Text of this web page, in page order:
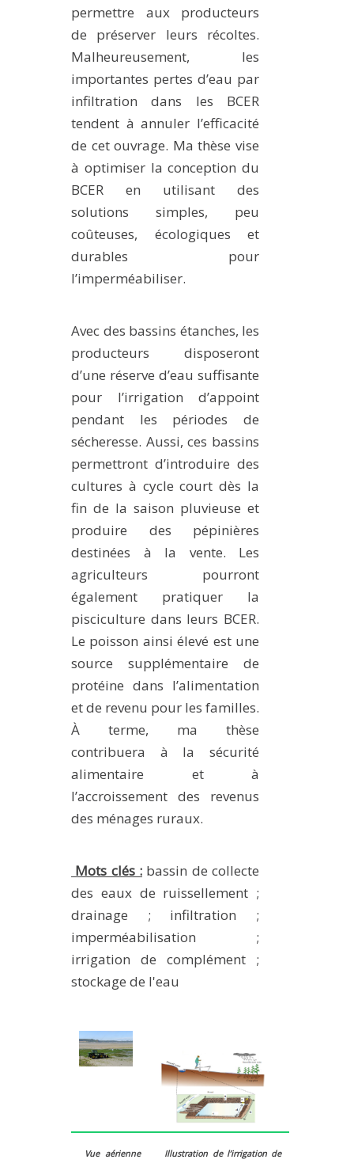
permettre aux producteurs
de préserver leurs récoltes.
Malheureusement, les
importantes pertes d’eau par
infiltration dans les BCER
tendent à annuler l’efficacité
de cet ouvrage. Ma thèse vise
à optimiser la conception du
BCER en utilisant des
solutions simples, peu
coûteuses, écologiques et
durables pour
l’imperméabiliser.
Avec des bassins étanches, les
producteurs disposeront
d’une réserve d’eau suffisante
pour l’irrigation d’appoint
pendant les périodes de
sécheresse. Aussi, ces bassins
permettront d’introduire des
cultures à cycle court dès la
fin de la saison pluvieuse et
produire des pépinières
destinées à la vente. Les
agriculteurs pourront
également pratiquer la
pisciculture dans leurs BCER.
Le poisson ainsi élevé est une
source supplémentaire de
protéine dans l’alimentation
et de revenu pour les familles.
À terme, ma thèse
contribuera à la sécurité
alimentaire et à
l’accroissement des revenus
des ménages ruraux.
Mots clés : bassin de collecte
des eaux de ruissellement ;
drainage ; infiltration ;
imperméabilisation ;
irrigation de complément ;
stockage de l'eau
Vue aérienne Illustration de l’irrigation de